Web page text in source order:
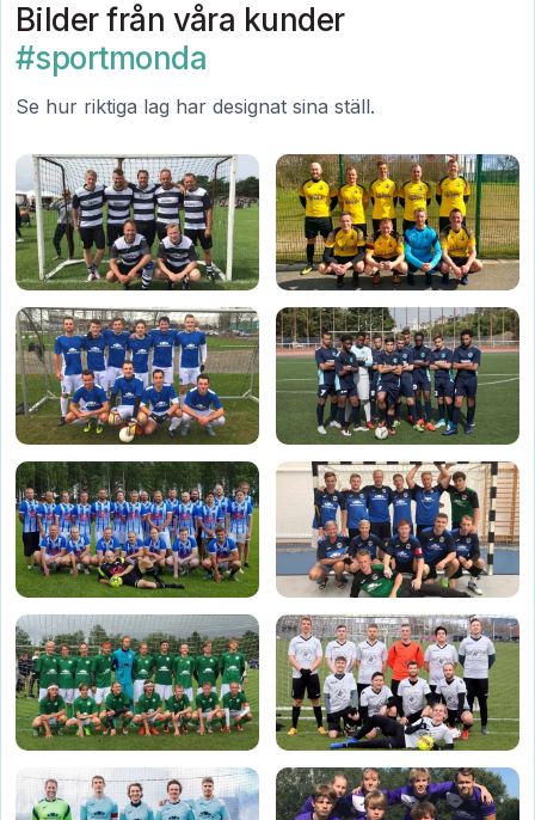
Bilder från våra kunder
#sportmonda
Se hur riktiga lag har designat sina ställ.